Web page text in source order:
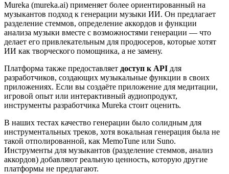
Mureka (mureka.ai) применяет более ориентированный на
музыкантов подход к генерации музыки ИИ. Он предлагает
разделение стеммов, определение аккордов и функции
анализа музыки вместе с возможностями генерации — что
делает его привлекательным для продюсеров, которые хотят
ИИ как творческого помощника, а не замену.
Платформа также предоставляет доступ к API для
разработчиков, создающих музыкальные функции в своих
приложениях. Если вы создаёте приложение для медитации,
игровой опыт или интерактивный аудиопродукт,
инструменты разработчика Mureka стоит оценить.
В наших тестах качество генерации было солидным для
инструментальных треков, хотя вокальная генерация была не
такой отполированной, как MemoTune или Suno.
Инструменты для музыкантов (разделение стеммов, анализ
аккордов) добавляют реальную ценность, которую другие
платформы не предлагают.